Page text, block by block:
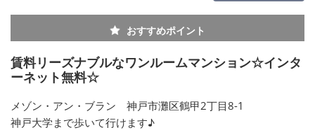
おすすめポイント
賃料リーズナブルなワンルームマンション☆インタ
ーネット無料☆
メゾン・アン・ブラン 神戸市灘区鶴甲2丁目8-1
神戸大学まで歩いて行けます♪